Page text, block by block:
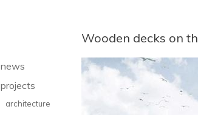
news
projects
architecture
Wooden decks on